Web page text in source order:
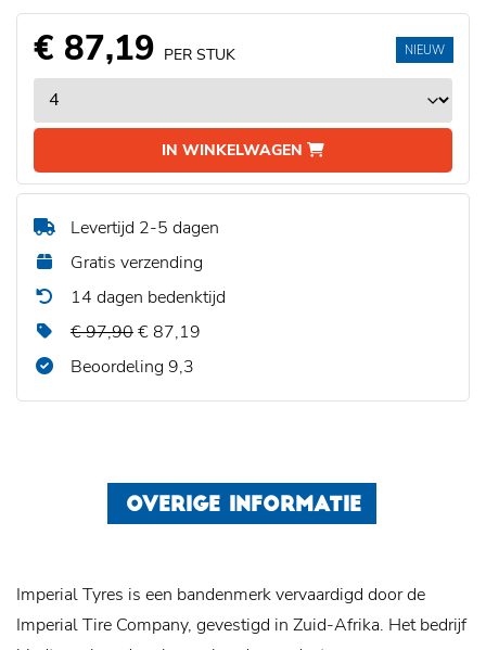
€ 87,19 PER STUK
IN WINKELWAGEN
NIEUW
Levertijd 2-5 dagen
Gratis verzending
14 dagen bedenktijd
€ 97,90€ 87,19
Beoordeling 9,3
OVERIGE INFORMATIE
Imperial Tyres is een bandenmerk vervaardigd door de
Imperial Tire Company, gevestigd in Zuid-Afrika. Het bedrijf